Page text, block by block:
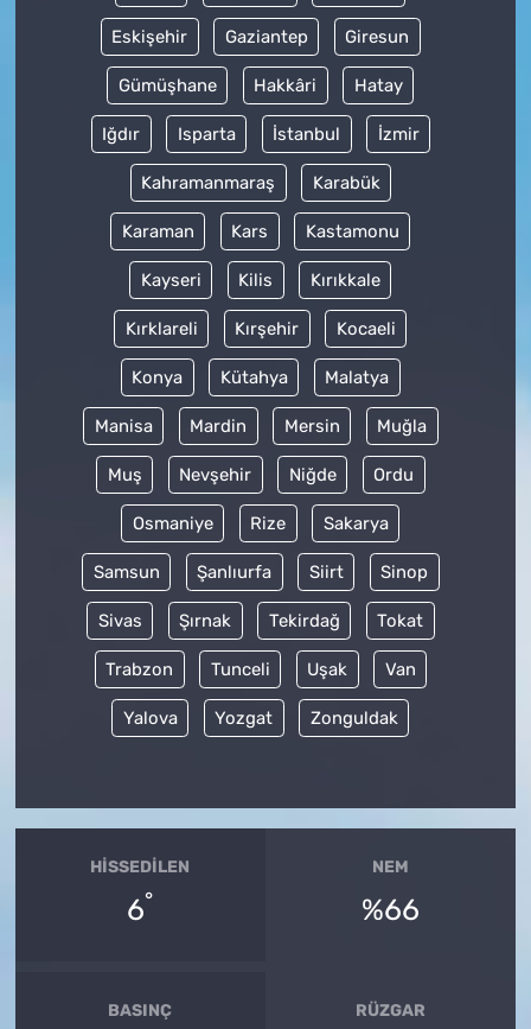
Eskişehir Gaziantep Giresun
Gümüşhane Hakkâri Hatay
Iğdır Isparta İstanbul İzmir
Kahramanmaraş Karabük
Karaman Kars Kastamonu
Kayseri Kilis Kırıkkale
Kırklareli Kırşehir Kocaeli
Konya Kütahya Malatya
Manisa Mardin Mersin Muğla
Muş Nevşehir Niğde Ordu
Osmaniye Rize Sakarya
Samsun Şanlıurfa Siirt Sinop
Sivas Şırnak Tekirdağ Tokat
Trabzon Tunceli Uşak Van
Yalova Yozgat Zonguldak
HISSEDILEN
6°
NEM
%66
BASINÇ RÜZGAR